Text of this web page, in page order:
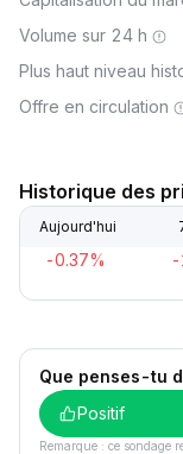
Volume sur 24 h
Plus haut niveau
Offre en circulation
Historique des
Aujourd'hui
-0.37% -
Que penses-tu
Positif
Remarque : ce sondage